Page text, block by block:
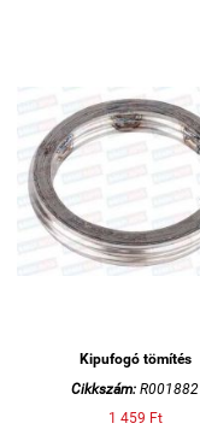
Kipufogó tömítés
Cikkszám: R001882
1 459 Ft